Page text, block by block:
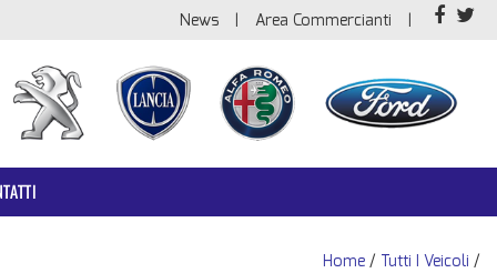
News Area Commercianti
Home / Tutti I Veicoli /